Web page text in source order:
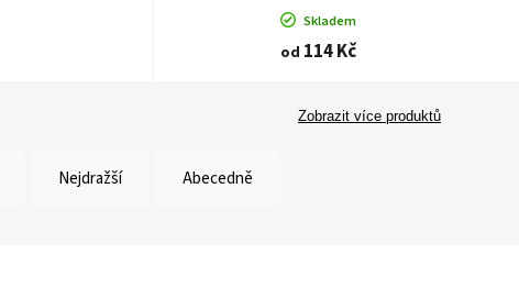
Skladem
od 114 Kč
Zobrazit více produktů
Nejdražší Abecedně